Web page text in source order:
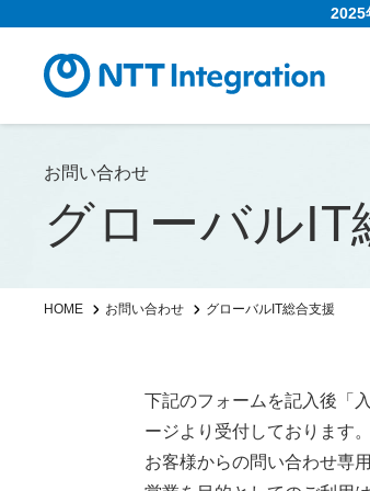
2025
お問い合わせ
グローバルIT
HOME お問い合わせ グローバルIT総合支援
下記のフォームを記入後「
ージより受付しております
お客様からの問い合わせ専